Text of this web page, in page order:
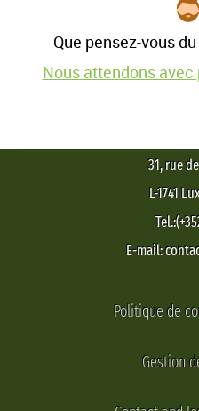
Que pensez-vous
Nous attendons
31, rue
L-1741
E-mail:
Politique de
Gestion